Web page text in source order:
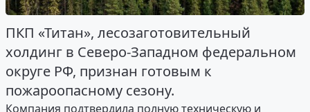
ПКП «Титан», лесозаготовительный
холдинг в Северо-Западном федеральном
округе РФ, признан готовым к
пожароопасному сезону.
Компания подтвердила полную техническую и